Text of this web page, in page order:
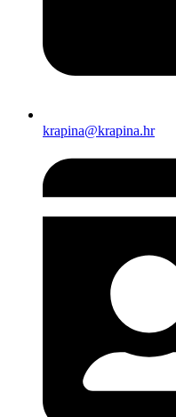
krapina@krapina.hr